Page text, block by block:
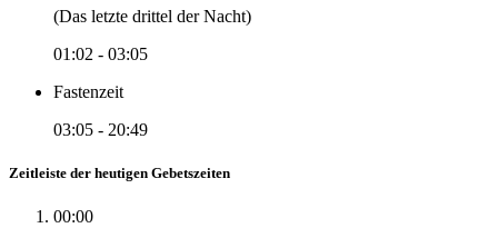
(Das letzte drittel der Nacht)
01:02 - 03:05
Fastenzeit
03:05 - 20:49
Zeitleiste der heutigen Gebetszeiten
00:00